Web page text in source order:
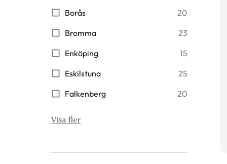
Borås
20
Bromma
23
Enköping
15
Eskilstuna
25
Falkenberg
20
Visa fler